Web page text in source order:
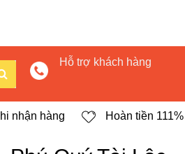
Hỗ trợ khách hàng
nhận hàng Hoàn tiền